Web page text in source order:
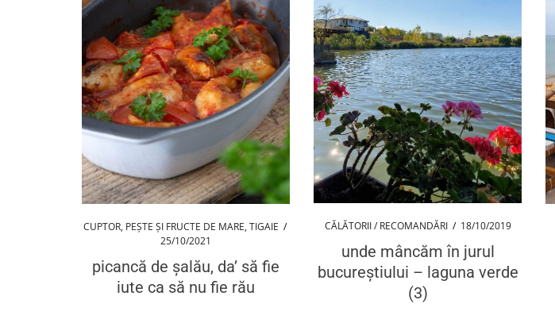
CUPTOR, PEȘTE ȘI FRUCTE DE MARE, TIGAIE /
25/10/2021
picancă de șalău, da’ să fie
iute ca să nu fie rău
CĂLĂTORII / RECOMANDĂRI / 18/10/2019
unde mâncăm în jurul
bucureștiului – laguna verde
(3)